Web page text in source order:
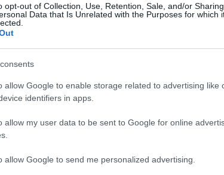
opt-out of Collection, Use, Retention, Sale, and/or Sharing
Data that Is Unrelated with the Purposes for which
allow Google to enable storage related to advertising like
identifiers in apps.
allow my user data to be sent to Google for online
allow Google to send me personalized advertising.
300 par jour. Pour contrast, l’armée française ne
ses stocks.
de petits drones (UAV en anglais) d’origine
quantité. Ces drones sont utilisés pour
troupes ou les tirs d’artillerie. Certains sont
explosives, qui sont ensuite larguées sur